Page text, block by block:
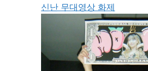
신난 무대영상 화제